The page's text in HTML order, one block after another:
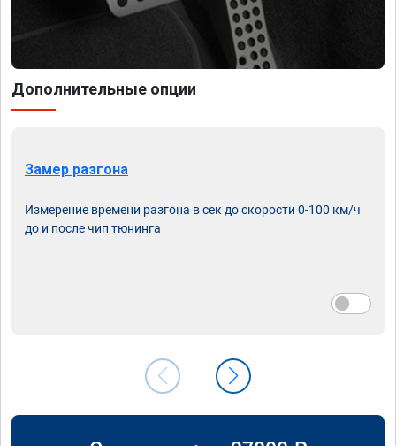
Дополнительные опции
Замер разгона
Измерение времени разгона в сек до скорости 0-100 км/ч
до и после чип тюнинга